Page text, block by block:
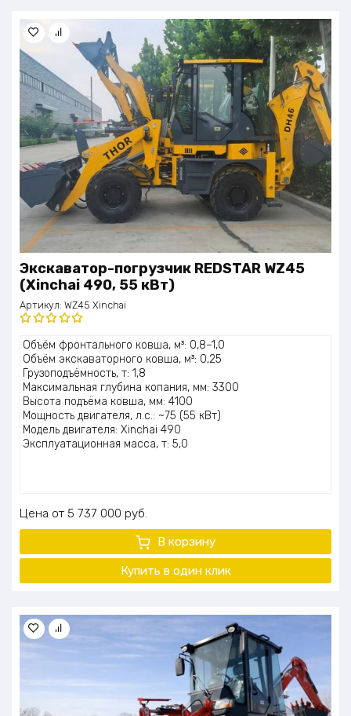
Экскаватор-погрузчик REDSTAR WZ45
(Xinchai 490, 55 кВт)
Артикул: WZ45 Xinchai
Оценка
5.00из 5
Объём фронтального ковша, м³: 0,8–1,0
Объём экскаваторного ковша, м³: 0,25
Грузоподъёмность, т: 1,8
Максимальная глубина копания, мм: 3300
Высота подъёма ковша, мм: 4100
Мощность двигателя, л.с.: ~75 (55 кВт)
Модель двигателя: Xinchai 490
Эксплуатационная масса, т: 5,0
Цена 5 737 000 руб.
В корзину
Купить в один клик